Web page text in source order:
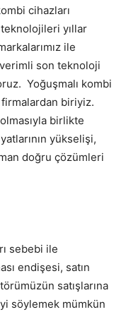
cihazları
yıllar
ile
verimli son teknoloji
Yoğuşmalı kombi
biriyiz.
birlikte
yükselişi,
doğru çözümleri
sebebi ile
endişesi, satın
satışlarına
söylemek mümkün